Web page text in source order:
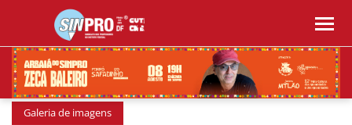
Galeria de imagens